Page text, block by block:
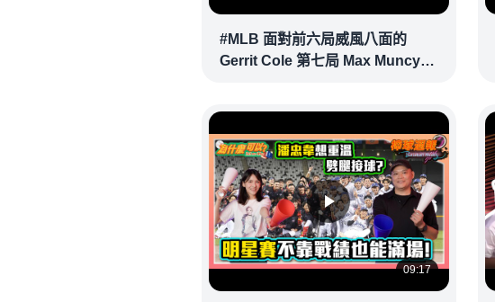
#MLB 面對前六局威風八面的
Gerrit Cole 第七局 Max Muncy
09:17